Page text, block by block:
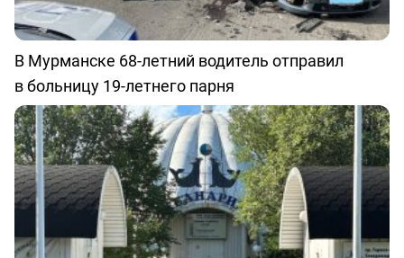
В Мурманске 68-летний водитель отправил
в больницу 19-летнего парня